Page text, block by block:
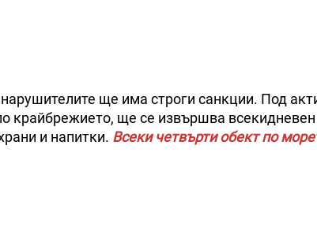
ще има строги санкции. Под
крайбрежието, ще се извършва
и напитки. Всеки четвърти обект по